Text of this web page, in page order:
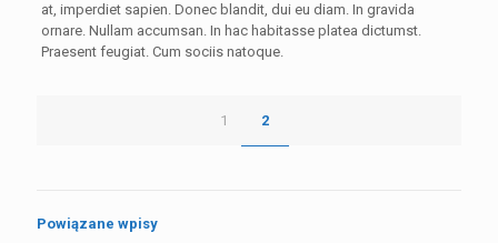
at, imperdiet sapien. Donec blandit, dui eu diam. In gravida
ornare. Nullam accumsan. In hac habitasse platea dictumst.
Praesent feugiat. Cum sociis natoque.
1 2
Powiązane wpisy